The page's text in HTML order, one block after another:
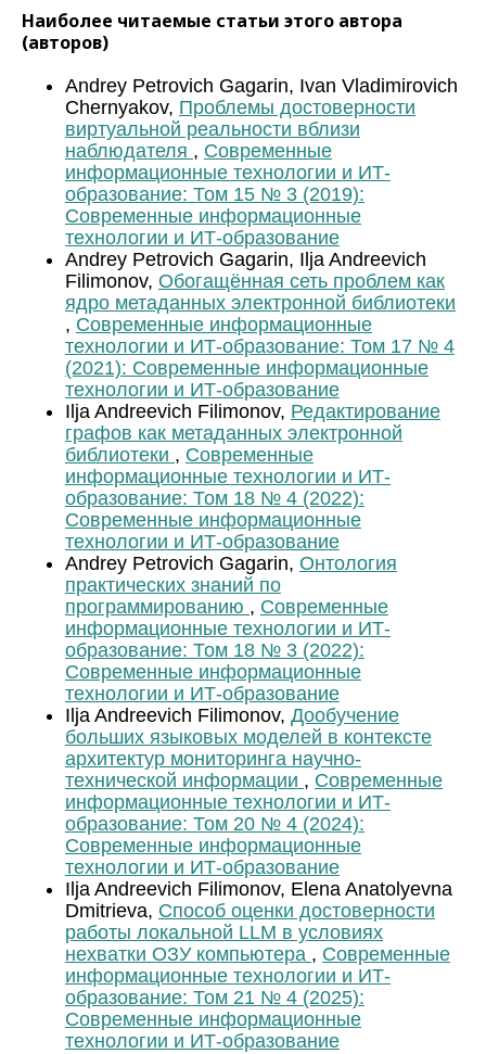
Наиболее читаемые статьи этого автора
(авторов)
Andrey Petrovich Gagarin, Ivan Vladimirovich
Chernyakov, Проблемы достоверности
виртуальной реальности вблизи
наблюдателя , Современные
информационные технологии и ИТ-
образование: Том 15 № 3 (2019):
Современные информационные
технологии и ИТ-образование
Andrey Petrovich Gagarin, Ilja Andreevich
Filimonov, Обогащённая сеть проблем как
ядро метаданных электронной библиотеки
, Современные информационные
технологии и ИТ-образование: Том 17 № 4
(2021): Современные информационные
технологии и ИТ-образование
Ilja Andreevich Filimonov, Редактирование
графов как метаданных электронной
библиотеки , Современные
информационные технологии и ИТ-
образование: Том 18 № 4 (2022):
Современные информационные
технологии и ИТ-образование
Andrey Petrovich Gagarin, Онтология
практических знаний по
программированию , Современные
информационные технологии и ИТ-
образование: Том 18 № 3 (2022):
Современные информационные
технологии и ИТ-образование
Ilja Andreevich Filimonov, Дообучение
больших языковых моделей в контексте
архитектур мониторинга научно-
технической информации , Современные
информационные технологии и ИТ-
образование: Том 20 № 4 (2024):
Современные информационные
технологии и ИТ-образование
Ilja Andreevich Filimonov, Elena Anatolyevna
Dmitrieva, Способ оценки достоверности
работы локальной LLM в условиях
нехватки ОЗУ компьютера , Современные
информационные технологии и ИТ-
образование: Том 21 № 4 (2025):
Современные информационные
технологии и ИТ-образование